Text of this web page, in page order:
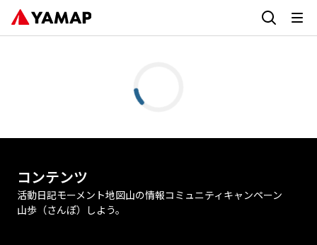
コンテンツ
活動日記モーメント地図山の情報コミュニティ キャンペーン
山歩（さんぽ）しよう。